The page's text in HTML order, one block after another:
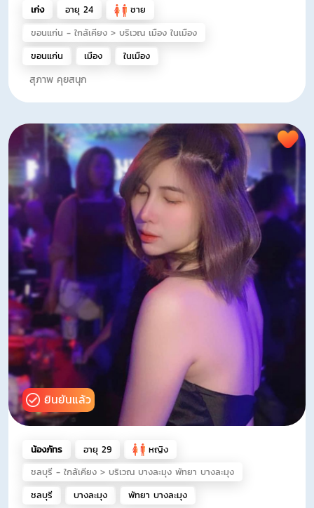
เก่ง อายุ 24
ชาย
ขอนแก่น - ใกล้เคียง > บริเวณ เมือง ในเมือง
ขอนแก่น
เมือง ในเมือง
สุภาพ คุยสนุก
ยินยันแล้ว
น้องภัทร อายุ 29
หญิง
ชลบุรี - ใกล้เคียง > บริเวณ บางละมุง พัทยา บางละมุง
ชลบุรี
บางละมุง พัทยา บางละมุง